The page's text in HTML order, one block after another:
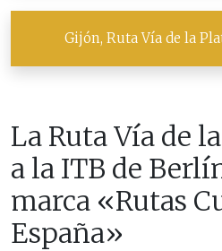
Gijón, Ruta Vía de la
La Ruta Vía de
a la ITB de
marca «Rutas
España»